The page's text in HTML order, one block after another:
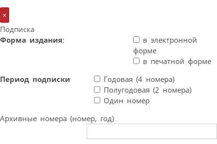
×
Подписка
Форма издания:
в электронной
форме
в печатной форме
Период подписки
Годовая (4 номера)
Полугодовая (2 номера)
Один номер
Архивные номера (номер, год)